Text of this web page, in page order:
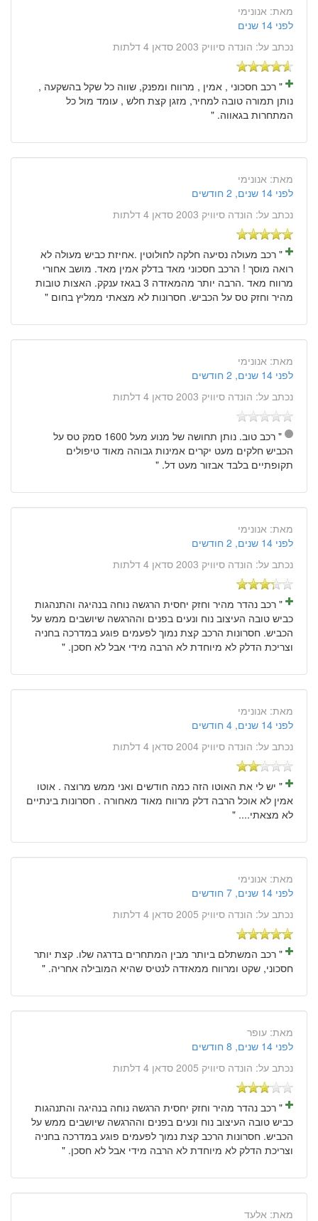
מאת: אנונימי
לפני 14 שנים
נכתב על: הונדה סיוויק 2003 סדאן 4 דלתות
" רכב חסכוני , אמין , מרווח ומפנק, שווה כל שקל בהשקעה ,
נותן תמורה טובה למחיר, מזגן קצת חלש , עומד מול כל
המתחרות בגאווה. "
מאת: אנונימי
לפני 14 שנים, 2 חודשים
נכתב על: הונדה סיוויק 2003 סדאן 4 דלתות
" רכב מעולה נסיעה חלקה לחולוטין .אחיזת כביש מעולה לא
רואה מוסך ! הרכב חסכוני מאד בדלק אמין מאד. מושב אחורי
מרווח מאד .הרבה יותר מהמאזדה 3 בגאז ענקק. האצות טובות
מהיר וחזק טס על הכביש. חסרונות לא מצאתי ממליץ בחום "
מאת: אנונימי
לפני 14 שנים, 2 חודשים
נכתב על: הונדה סיוויק 2003 סדאן 4 דלתות
" רכב טוב. נותן תחושה של מנוע מעל 1600 סמק טס על
הכביש חלקים מעט יקרים אמינות גבוהה מאוד טיפולים
תקופתיים בלבד אבזור מעט דל. "
מאת: אנונימי
לפני 14 שנים, 2 חודשים
נכתב על: הונדה סיוויק 2003 סדאן 4 דלתות
" רכב נהדר מהיר וחזק יחסית הרגשה נוחה בנהיגה והתנהגות
כביש טובה העיצוב נוח ונעים בפנים וההרגשה שיושבים ממש על
הכביש. חסרונות הרכב קצת נמוך לפעמים פוגע במדרכה בחניה
וצריכת הדלק לא מיוחדת לא הרבה מידי אבל לא חסכן. "
מאת: אנונימי
לפני 14 שנים, 4 חודשים
נכתב על: הונדה סיוויק 2004 סדאן 4 דלתות
" יש לי את האוטו הזה כמה חודשים ואני ממש מרוצה . אוטו
אמין לא אוכל הרבה דלק מרווח מאוד מאחורה . חסרונות בינתיים
לא מצאתי.... "
מאת: אנונימי
לפני 14 שנים, 7 חודשים
נכתב על: הונדה סיוויק 2005 סדאן 4 דלתות
" רכב המשתלם ביותר מבין המתחרים בדרגה שלו. קצת יותר
חסכוני, שקט ומרווח ממאזדה לנטיס שהיא המובילה אחריה. "
מאת: עופר
לפני 14 שנים, 8 חודשים
נכתב על: הונדה סיוויק 2005 סדאן 4 דלתות
" רכב נהדר מהיר וחזק יחסית הרגשה נוחה בנהיגה והתנהגות
כביש טובה העיצוב נוח ונעים בפנים וההרגשה שיושבים ממש על
הכביש. חסרונות הרכב קצת נמוך לפעמים פוגע במדרכה בחניה
וצריכת הדלק לא מיוחדת לא הרבה מידי אבל לא חסכן. "
מאת: אלעד